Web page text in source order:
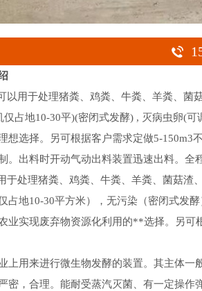
用于处理猪粪、鸡粪、牛粪、羊粪、菌
仅占地10-30平)(密闭式发酵) , 灭病虫卵(
想选择。另可根据客户需求定做5-
。出料时开动气动出料装置迅速出料。全
处理猪粪、鸡粪、牛粪、羊粪、菌菇渣
占地10-30平方米），无污染（密闭式发
业实现废弃物资源化利用的**选择。另可
上用来进行微生物发酵的装置。其主体
密，合理。能耐受蒸汽灭菌、有一定操